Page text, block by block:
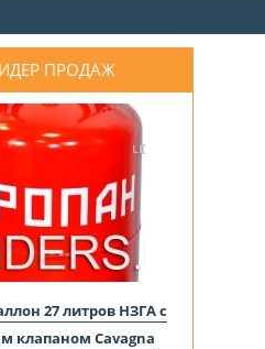
ПРОДАЖ
27 литров НЗГА с
клапаном Cavagna